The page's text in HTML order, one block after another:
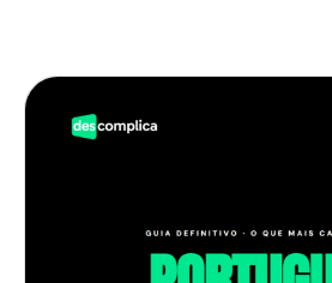
adverbial e o
A diferença entre essas duas
modifica um verbo, um adjetivo
enquanto o adjunto adnominal